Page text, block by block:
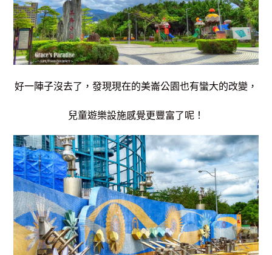
好一陣子沒去了，發現現在的美崙公園也有蠻大的改變，
兒童遊樂設施感覺更豐富了呢！